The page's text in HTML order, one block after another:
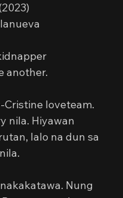
another.
Cristine loveteam.
nila. Hiyawan
lalo na dun sa
Nung